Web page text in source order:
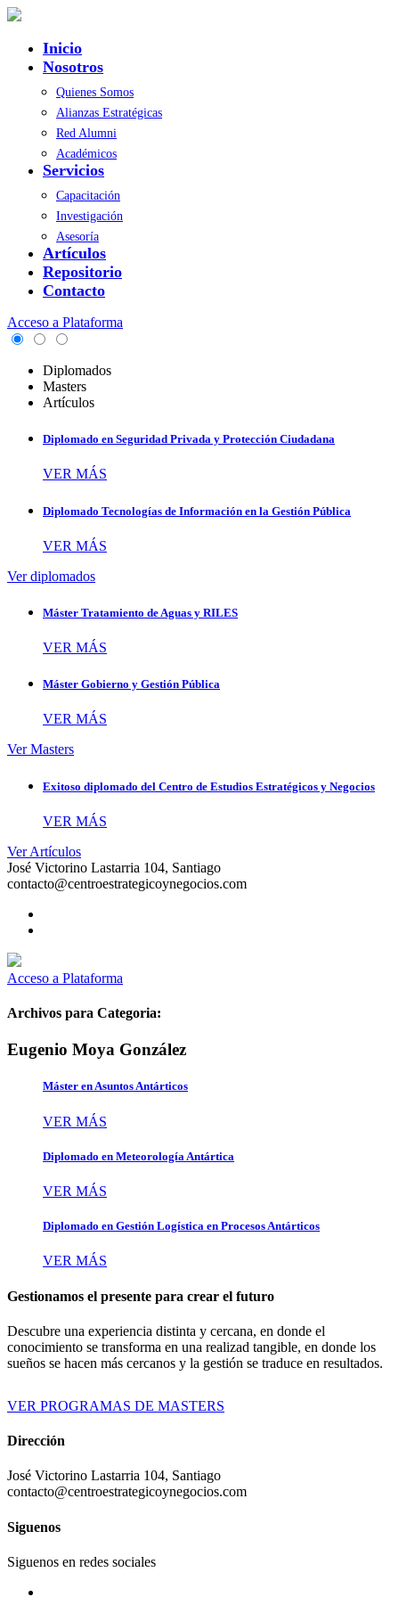
Inicio
Nosotros
Quienes Somos
Alianzas Estratégicas
Red Alumni
Académicos
Servicios
Capacitación
Investigación
Asesoría
Artículos
Repositorio
Contacto
Acceso a Plataforma
Diplomados
Masters
Artículos
Diplomado en Seguridad Privada y Protección Ciudadana
VER MÁS
Diplomado Tecnologías de Información en la Gestión Pública
VER MÁS
Ver diplomados
Máster Tratamiento de Aguas y RILES
VER MÁS
Máster Gobierno y Gestión Pública
VER MÁS
Ver Masters
Exitoso diplomado del Centro de Estudios Estratégicos y Negocios
VER MÁS
Ver Artículos
José Victorino Lastarria 104, Santiago
contacto@centroestrategicoynegocios.com
Acceso a Plataforma
Archivos para Categoria:
Eugenio Moya González
Máster en Asuntos Antárticos
VER MÁS
Diplomado en Meteorología Antártica
VER MÁS
Diplomado en Gestión Logística en Procesos Antárticos
VER MÁS
Gestionamos el presente para crear el futuro
Descubre una experiencia distinta y cercana, en donde el
conocimiento se transforma en una realizad tangible, en donde los
sueños se hacen más cercanos y la gestión se traduce en resultados.
VER PROGRAMAS DE MASTERS
Dirección
José Victorino Lastarria 104, Santiago
contacto@centroestrategicoynegocios.com
Siguenos
Siguenos en redes sociales